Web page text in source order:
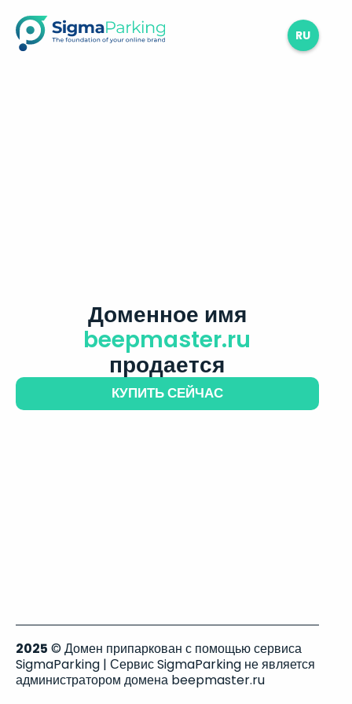
RU
Доменное имя
beepmaster.ru
продается
КУПИТЬ СЕЙЧАС
2025 © Домен припаркован с помощью сервиса
SigmaParking | Сервис SigmaParking не является
администратором домена beepmaster.ru